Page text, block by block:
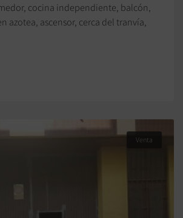
cocina independiente, balcón,
azotea, ascensor, cerca del tranvía,
Venta